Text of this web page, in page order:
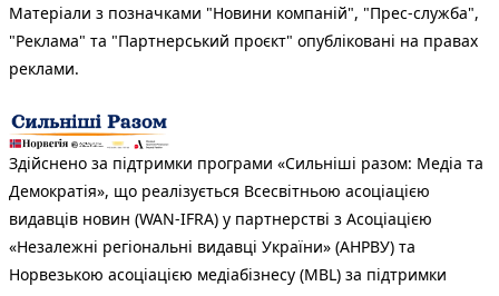
Матеріали з позначками "Новини компаній", "Прес-служба",
"Реклама" та "Партнерський проєкт" опубліковані на правах
реклами.
Здійснено за підтримки програми «Сильніші разом: Медіа та
Демократія», що реалізується Всесвітньою асоціацією
видавців новин (WAN-IFRA) у партнерстві з Асоціацією
«Незалежні регіональні видавці України» (АНРВУ) та
Норвезькою асоціацією медіабізнесу (MBL) за підтримки